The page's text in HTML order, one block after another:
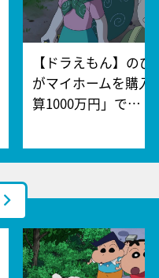
【ドラえもん】のび
がマイホームを購入
算1000万円」で…